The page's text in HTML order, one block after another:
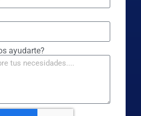
ayudarte?